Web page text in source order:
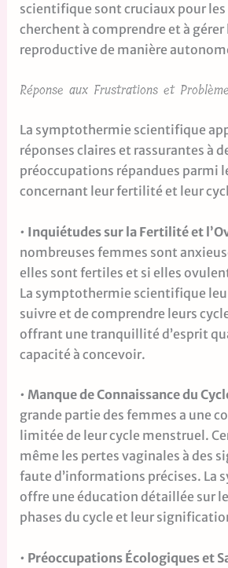
scientifique sont cruciaux pour
cherchent à comprendre et à gérer
reproductive de manière
Réponse aux Frustrations et
La symptothermie scientifique
réponses claires et rassurantes à
préoccupations répandues parmi
concernant leur fertilité et leur
• Inquiétudes sur la Fertilité et
nombreuses femmes sont
elles sont fertiles et si elles
La symptothermie scientifique
suivre et de comprendre leurs
offrant une tranquillité d’esprit
capacité à concevoir.
• Manque de Connaissance du
grande partie des femmes a une
limitée de leur cycle menstruel.
même les pertes vaginales à des
faute d’informations précises. La
offre une éducation détaillée sur
phases du cycle et leur
• Préoccupations Écologiques et